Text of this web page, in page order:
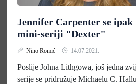
Jennifer Carpenter se
mini-seriji "Dexter"
Nino Romić 14.07.2021.
Poslije Johna Lithgowa, još jedna
serije se pridružuje Michaelu C.